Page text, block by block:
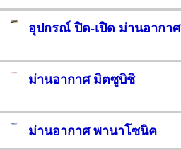
อุปกรณ์ ปิด-เปิด ม่านอากาศ
ม่านอากาศ มิตซูบิชิ
ม่านอากาศ พานาโซนิค